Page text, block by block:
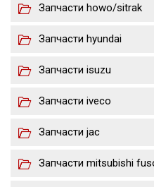
Запчасти howo/sitrak
Запчасти hyundai
Запчасти isuzu
Запчасти iveco
Запчасти jac
Запчасти mitsubishi